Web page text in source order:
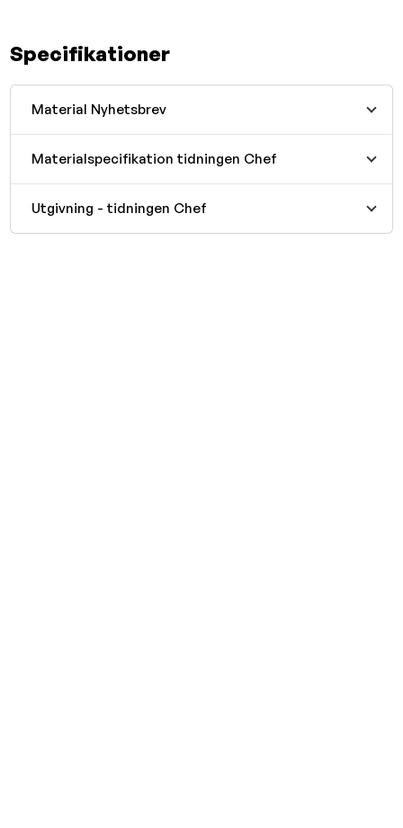
Specifikationer
Material Nyhetsbrev
Materialspecifikation tidningen Chef
Utgivning - tidningen Chef